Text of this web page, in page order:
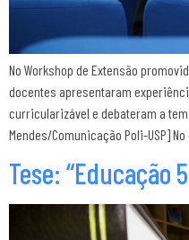
No Workshop de Extensão
docentes apresentaram
curricularizável e debateram a
Mendes/Comunicação Poli-USP]
Tese: “Educação